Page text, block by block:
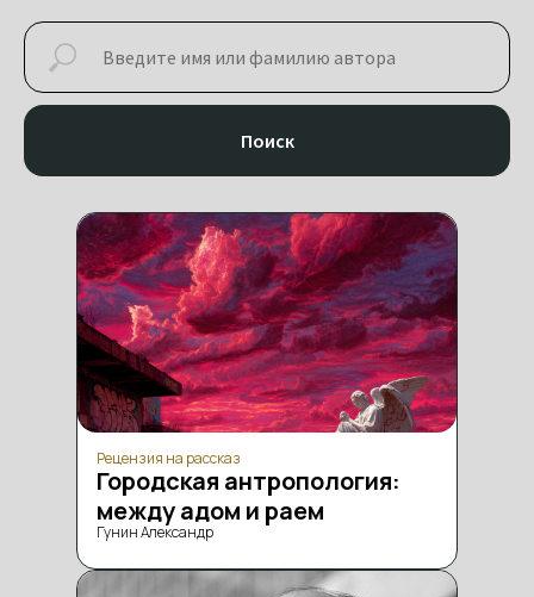
ИНТЕРВЬЮ
Поиск
Рецензия на рассказ
Городская антропология:
между адом и раем
Гунин Александр